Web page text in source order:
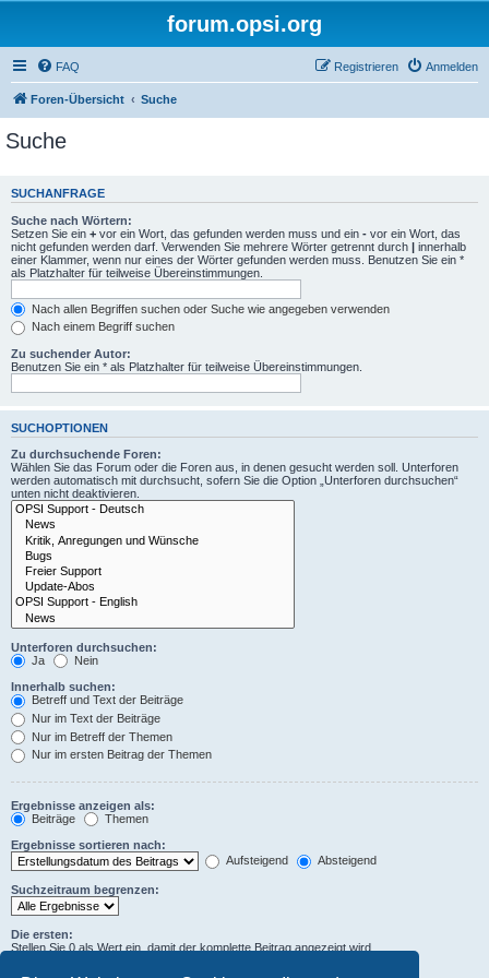
forum.opsi.org
FAQ Anmelden
Registrieren
Foren-Übersicht Suche
Suche
SUCHANFRAGE
Suche nach Wörtern:
Setzen Sie ein + vor ein Wort, das gefunden werden muss und ein - vor ein Wort, das
nicht gefunden werden darf. Verwenden Sie mehrere Wörter getrennt durch | innerhalb
einer Klammer, wenn nur eines der Wörter gefunden werden muss. Benutzen Sie ein *
als Platzhalter für teilweise Übereinstimmungen.
Nach allen Begriffen suchen oder Suche wie angegeben verwenden
Nach einem Begriff suchen
Zu suchender Autor:
Benutzen Sie ein * als Platzhalter für teilweise Übereinstimmungen.
SUCHOPTIONEN
Zu durchsuchende Foren:
Wählen Sie das Forum oder die Foren aus, in denen gesucht werden soll. Unterforen
werden automatisch mit durchsucht, sofern Sie die Option „Unterforen durchsuchen“
unten nicht deaktivieren.
Unterforen durchsuchen:
Ja
Nein
Innerhalb suchen:
Betreff und Text der Beiträge
Nur im Text der Beiträge
Nur im Betreff der Themen
Nur im ersten Beitrag der Themen
Ergebnisse anzeigen als:
Beiträge
Themen
Ergebnisse sortieren nach:
Aufsteigend
Absteigend
Suchzeitraum begrenzen:
Die ersten:
Stellen Sie 0 als Wert ein, damit der komplette Beitrag angezeigt wird.